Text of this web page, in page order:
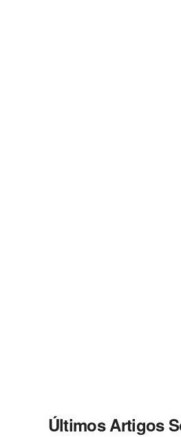
Últimos Artigos